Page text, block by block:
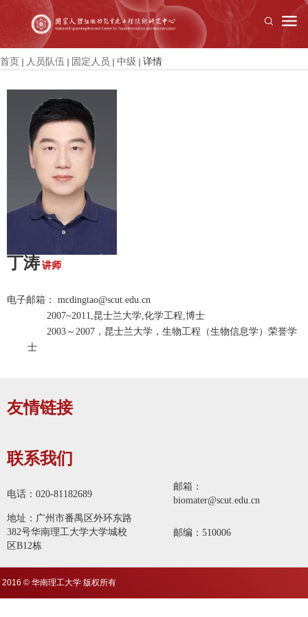
首页 人员队伍 固定人员 中级 详情
丁涛 讲师
电子邮箱： mcdingtao@scut.edu.cn
2007~2011,昆士兰大学,化学工程,博士
2003～2007，昆士兰大学，生物工程（生物信息学）荣誉学
士
友情链接
联系我们
电话：020-81182689
邮箱：
biomater@scut.edu.cn
地址：广州市番禺区外环东路
382号华南理工大学大学城校
区B12栋
邮编：510006
2016 © 华南理工大学 版权所有